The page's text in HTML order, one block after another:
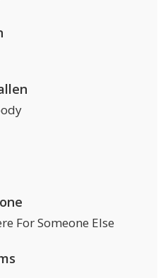
For Someone Else